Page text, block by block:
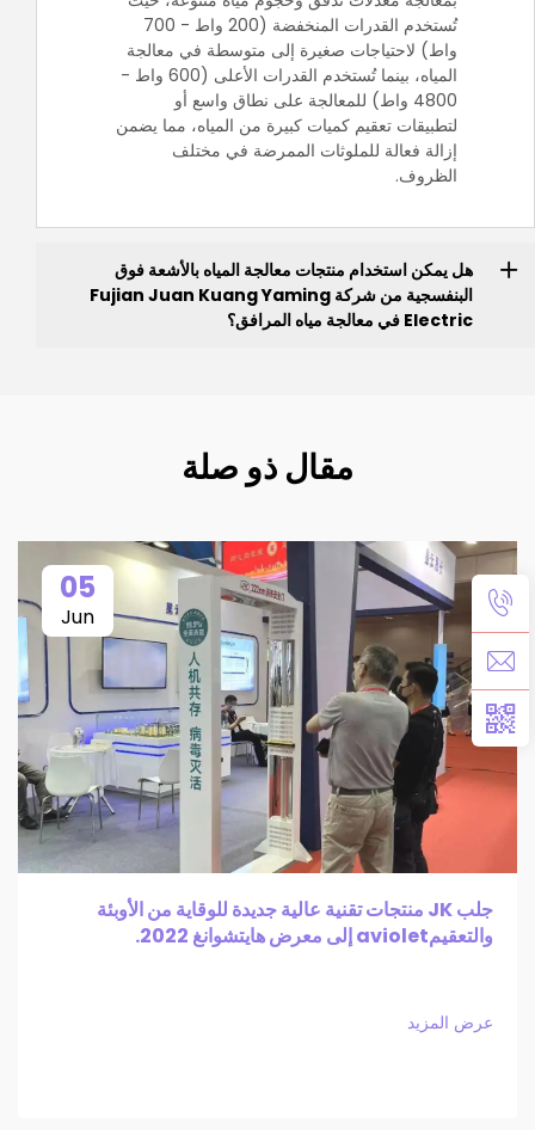
تُستخدم القدرات المنخفضة (200 واط - 700
واط) لاحتياجات صغيرة إلى متوسطة في معالجة
المياه، بينما تُستخدم القدرات الأعلى (600 واط -
4800 واط) للمعالجة على نطاق واسع أو
لتطبيقات تعقيم كميات كبيرة من المياه، مما يضمن
إزالة فعالة للملوثات الممرضة في مختلف
الظروف.
هل يمكن استخدام منتجات معالجة المياه بالأشعة فوق
البنفسجية من شركة Fujian Juan Kuang Yaming
Electric في معالجة مياه المرافق؟
مقال ذو صلة
05
Jun
جلب JK منتجات تقنية عالية جديدة للوقاية من الأوبئة
والتعقيمaviolet إلى معرض هايتشوانغ 2022.
عرض المزيد